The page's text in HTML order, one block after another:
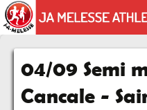
04/09 Semi
Cancale -